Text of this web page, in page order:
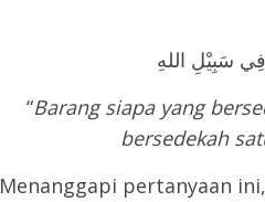
سَبِيْلِ اللهِ
“Barang siapa yang
bersedekah
Menanggapi pertanyaan